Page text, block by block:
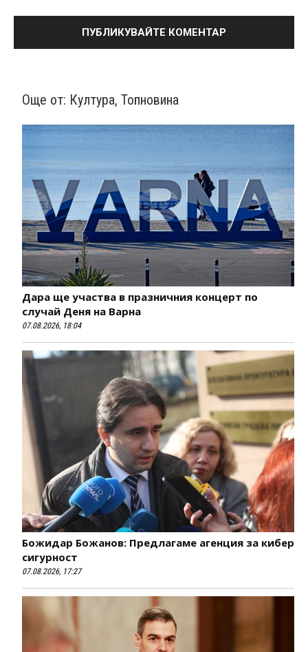
Още от: Култура, Топновина
Дара ще участва в празничния концерт по
случай Деня на Варна
07.08.2026, 18:04
Божидар Божанов: Предлагаме агенция за кибер
сигурност
07.08.2026, 17:27